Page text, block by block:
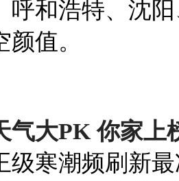
呼和浩特、沈
值。
气大PK 你家上
级寒潮频刷新